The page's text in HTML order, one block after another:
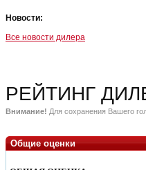
Новости:
Все новости дилера
РЕЙТИНГ
Внимание! Для сохранения Вашего
Общие оценки